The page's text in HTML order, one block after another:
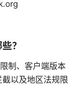
？
制、客户端版本
以及地区法规限